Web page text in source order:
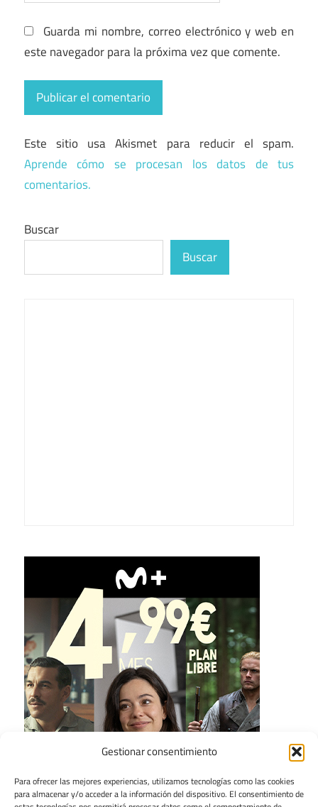
Gestionar consentimiento
Para ofrecer las mejores experiencias, utilizamos tecnologías como las cookies
para almacenar y/o acceder a la información del dispositivo. El consentimiento de
Guarda mi nombre, correo electrónico y web en
este navegador para la próxima vez que comente.
Este sitio usa Akismet para reducir el spam.
Aprende cómo se procesan los datos de tus
comentarios.
Buscar
Buscar